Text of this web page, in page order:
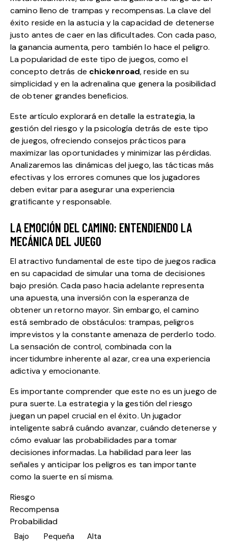
camino lleno de trampas y recompensas. La clave del
éxito reside en la astucia y la capacidad de detenerse
justo antes de caer en las dificultades. Con cada paso,
la ganancia aumenta, pero también lo hace el peligro.
La popularidad de este tipo de juegos, como el
concepto detrás de chickenroad, reside en su
simplicidad y en la adrenalina que genera la posibilidad
de obtener grandes beneficios.
Este artículo explorará en detalle la estrategia, la
gestión del riesgo y la psicología detrás de este tipo
de juegos, ofreciendo consejos prácticos para
maximizar las oportunidades y minimizar las pérdidas.
Analizaremos las dinámicas del juego, las tácticas más
efectivas y los errores comunes que los jugadores
deben evitar para asegurar una experiencia
gratificante y responsable.
LA EMOCIÓN DEL CAMINO: ENTENDIENDO LA
MECÁNICA DEL JUEGO
El atractivo fundamental de este tipo de juegos radica
en su capacidad de simular una toma de decisiones
bajo presión. Cada paso hacia adelante representa
una apuesta, una inversión con la esperanza de
obtener un retorno mayor. Sin embargo, el camino
está sembrado de obstáculos: trampas, peligros
imprevistos y la constante amenaza de perderlo todo.
La sensación de control, combinada con la
incertidumbre inherente al azar, crea una experiencia
adictiva y emocionante.
Es importante comprender que este no es un juego de
pura suerte. La estrategia y la gestión del riesgo
juegan un papel crucial en el éxito. Un jugador
inteligente sabrá cuándo avanzar, cuándo detenerse y
cómo evaluar las probabilidades para tomar
decisiones informadas. La habilidad para leer las
señales y anticipar los peligros es tan importante
como la suerte en sí misma.
Riesgo
Recompensa
Probabilidad
Bajo Pequeña
Alta